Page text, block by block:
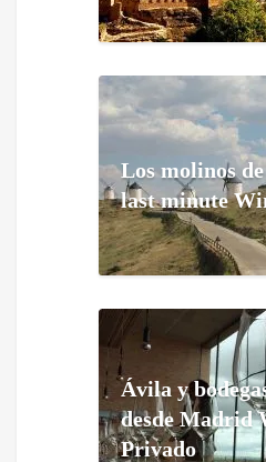
Los molinos
last minute
Ávila y
desde Madrid
Privado